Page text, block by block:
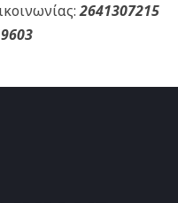
2641307215